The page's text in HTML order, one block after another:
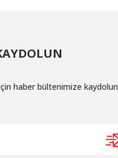
haber bültenimize kaydolun